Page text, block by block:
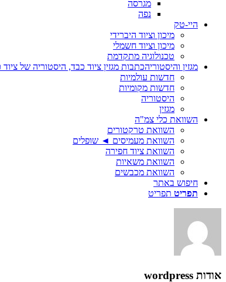
מגרסה
נפה
היי-טק
מיכון וציוד היברידי
מיכון וציוד חשמלי
טכנולוגיה מתקדמת
מגזין והיסטוריהכתבות מגזין ציוד כבד, היסטוריה של
חדשות עולמיות
חדשות מקומיות
היסטוריה
מגזין
השוואת כלי צמ"ה
השוואת טרקטורים
השוואת מעמיסים ◄ שופלים
השוואת ציוד חפירה
השוואת משאיות
השוואת מכבשים
חיפוש באתר
תפריט תפריט
אודות wordpress